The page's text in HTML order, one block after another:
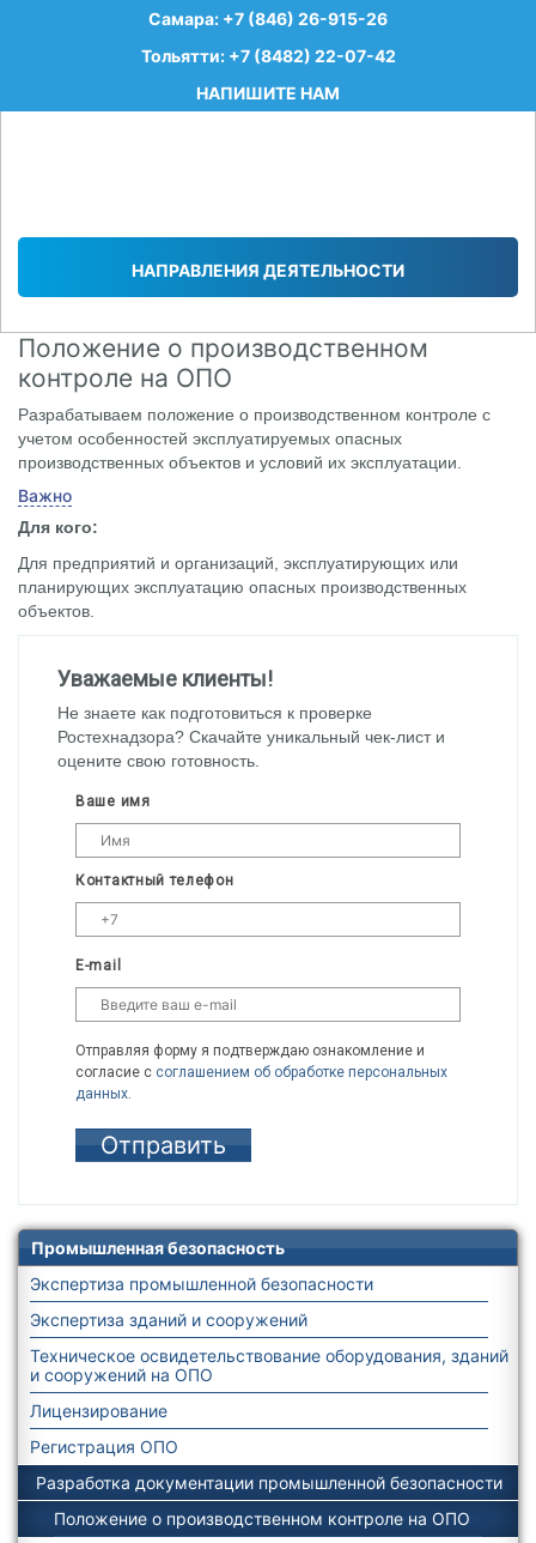
Самара: +7 (846) 26-915-26
Тольятти: +7 (8482) 22-07-42
НАПИШИТЕ НАМ
НАПРАВЛЕНИЯ ДЕЯТЕЛЬНОСТИ
Промышленная безопасность
Экспертиза промышленной безопасности
Экспертиза зданий и сооружений
Техническое освидетельствование оборудования, зданий
и сооружений на ОПО
Лицензирование
Регистрация ОПО
Разработка документации промышленной безопасности
Положение о производственном контроле на ОПО
Положение о производственном
контроле на ОПО
Разрабатываем положение о производственном контроле с
учетом особенностей эксплуатируемых опасных
производственных объектов и условий их эксплуатации.
Важно
Для кого:
Для предприятий и организаций, эксплуатирующих или
планирующих эксплуатацию опасных производственных
объектов.
Уважаемые клиенты!
Не знаете как подготовиться к проверке
Ростехнадзора? Скачайте уникальный чек-лист и
оцените свою готовность.
Ваше имя
Контактный телефон
E-mail
Отправляя форму я подтверждаю ознакомление и
согласие с cоглашением об обработке персональных
данных.